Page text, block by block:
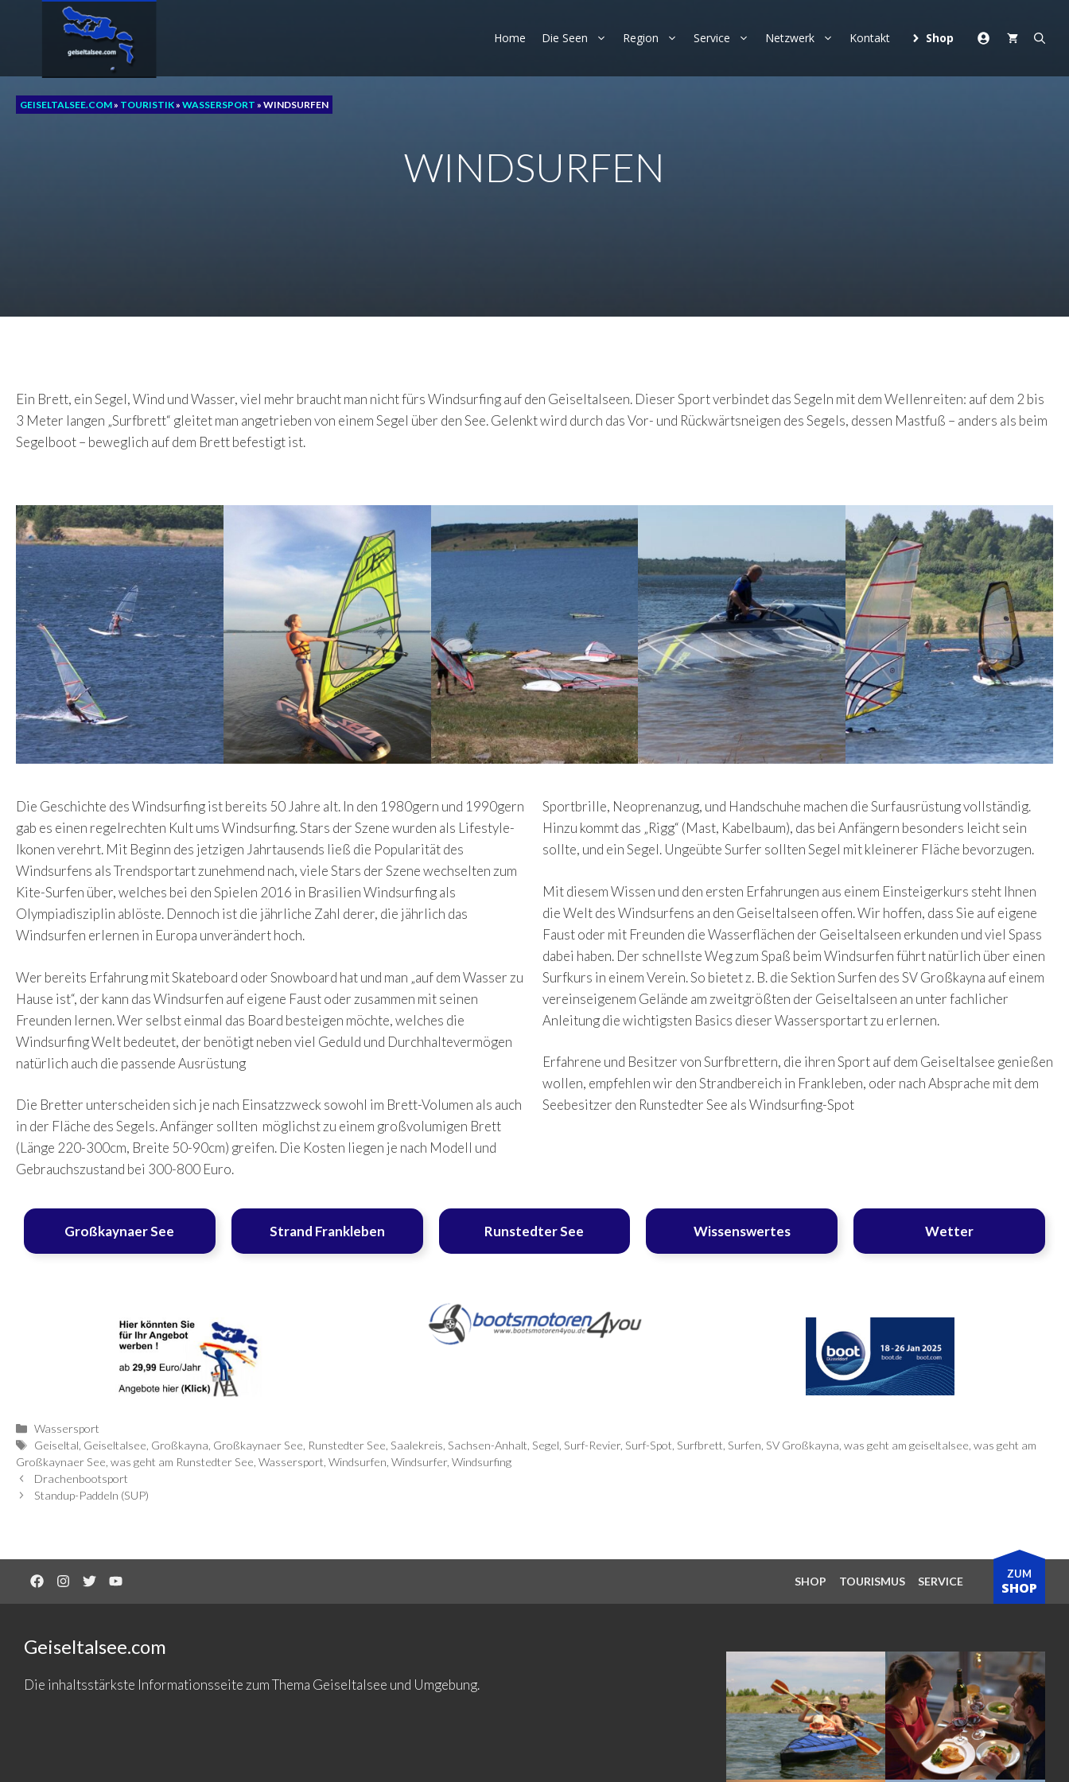
Home Die Seen Region Service Netzwerk Kontakt Shop
GEISELTALSEE.COM» TOURISTIK» WASSERSPORT » WINDSURFEN
WINDSURFEN
Ein Brett, ein Segel, Wind und Wasser, viel mehr braucht man nicht fürs Windsurfing auf den Geiseltalseen. Dieser Sport verbindet das Segeln mit dem Wellenreiten: auf dem 2 bis
3 Meter langen „Surfbrett“ gleitet man angetrieben von einem Segel über den See. Gelenkt wird durch das Vor- und Rückwärtsneigen des Segels, dessen Mastfuß – anders als beim
Segelboot – beweglich auf dem Brett befestigt ist.
Die Geschichte des Windsurfing ist bereits 50 Jahre alt. In den 1980gern und 1990gern
gab es einen regelrechten Kult ums Windsurfing. Stars der Szene wurden als Lifestyle-
Ikonen verehrt. Mit Beginn des jetzigen Jahrtausends ließ die Popularität des
Windsurfens als Trendsportart zunehmend nach, viele Stars der Szene wechselten zum
Kite-Surfen über, welches bei den Spielen 2016 in Brasilien Windsurfing als
Olympiadisziplin ablöste. Dennoch ist die jährliche Zahl derer, die jährlich das
Windsurfen erlernen in Europa unverändert hoch.
Wer bereits Erfahrung mit Skateboard oder Snowboard hat und man „auf dem Wasser zu
Hause ist“, der kann das Windsurfen auf eigene Faust oder zusammen mit seinen
Freunden lernen. Wer selbst einmal das Board besteigen möchte, welches die
Windsurfing Welt bedeutet, der benötigt neben viel Geduld und Durchhaltevermögen
natürlich auch die passende Ausrüstung
Die Bretter unterscheiden sich je nach Einsatzzweck sowohl im Brett-Volumen als auch
in der Fläche des Segels. Anfänger sollten möglichst zu einem großvolumigen Brett
(Länge 220-300cm, Breite 50-90cm) greifen. Die Kosten liegen je nach Modell und
Gebrauchszustand bei 300-800 Euro.
Sportbrille, Neoprenanzug, und Handschuhe machen die Surfausrüstung vollständig.
Hinzu kommt das „Rigg“ (Mast, Kabelbaum), das bei Anfängern besonders leicht sein
sollte, und ein Segel. Ungeübte Surfer sollten Segel mit kleinerer Fläche bevorzugen.
Mit diesem Wissen und den ersten Erfahrungen aus einem Einsteigerkurs steht Ihnen
die Welt des Windsurfens an den Geiseltalseen offen. Wir hoffen, dass Sie auf eigene
Faust oder mit Freunden die Wasserflächen der Geiseltalseen erkunden und viel Spass
dabei haben. Der schnellste Weg zum Spaß beim Windsurfen führt natürlich über einen
Surfkurs in einem Verein. So bietet z. B. die Sektion Surfen des SV Großkayna auf einem
vereinseigenem Gelände am zweitgrößten der Geiseltalseen an unter fachlicher
Anleitung die wichtigsten Basics dieser Wassersportart zu erlernen.
Erfahrene und Besitzer von Surfbrettern, die ihren Sport auf dem Geiseltalsee genießen
wollen, empfehlen wir den Strandbereich in Frankleben, oder nach Absprache mit dem
Seebesitzer den Runstedter See als Windsurfing-Spot
Großkaynaer See Strand Frankleben Runstedter See Wissenswertes Wetter
Kategorien
Wassersport
Schlagwörter
Geiseltal Geiseltalsee Großkayna Großkaynaer See Runstedter See Saalekreis Sachsen-Anhalt Segel Surf-Revier, Surf-Spot Surfbrett Surfen SV Großkayna ,was geht am geiseltalsee ,was geht am
Großkaynaer See was geht am Runstedter See Wassersport Windsurfen Windsurfer, Windsurfing
Drachenbootsport
Standup-Paddeln (SUP)
SHOP TOURISMUS SERVICE
ZUM
SHOP
Geiseltalsee.com
Die inhaltsstärkste Informationsseite zum Thema Geiseltalsee und Umgebung.